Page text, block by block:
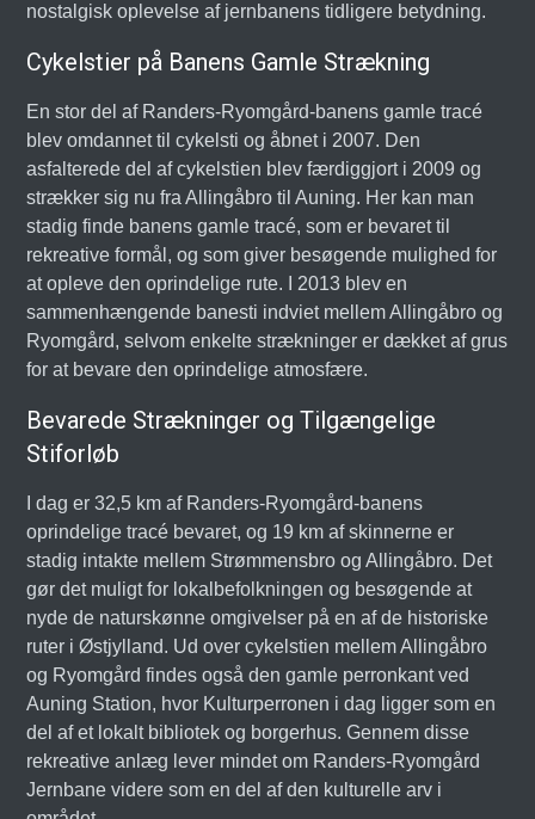
nostalgisk oplevelse af jernbanens tidligere betydning.
Cykelstier på Banens Gamle Strækning
En stor del af Randers-Ryomgård-banens gamle tracé
blev omdannet til cykelsti og åbnet i 2007. Den
asfalterede del af cykelstien blev færdiggjort i 2009 og
strækker sig nu fra Allingåbro til Auning. Her kan man
stadig finde banens gamle tracé, som er bevaret til
rekreative formål, og som giver besøgende mulighed for
at opleve den oprindelige rute. I 2013 blev en
sammenhængende banesti indviet mellem Allingåbro og
Ryomgård, selvom enkelte strækninger er dækket af grus
for at bevare den oprindelige atmosfære.
Bevarede Strækninger og Tilgængelige
Stiforløb
I dag er 32,5 km af Randers-Ryomgård-banens
oprindelige tracé bevaret, og 19 km af skinnerne er
stadig intakte mellem Strømmensbro og Allingåbro. Det
gør det muligt for lokalbefolkningen og besøgende at
nyde de naturskønne omgivelser på en af de historiske
ruter i Østjylland. Ud over cykelstien mellem Allingåbro
og Ryomgård findes også den gamle perronkant ved
Auning Station, hvor Kulturperronen i dag ligger som en
del af et lokalt bibliotek og borgerhus. Gennem disse
rekreative anlæg lever mindet om Randers-Ryomgård
Jernbane videre som en del af den kulturelle arv i